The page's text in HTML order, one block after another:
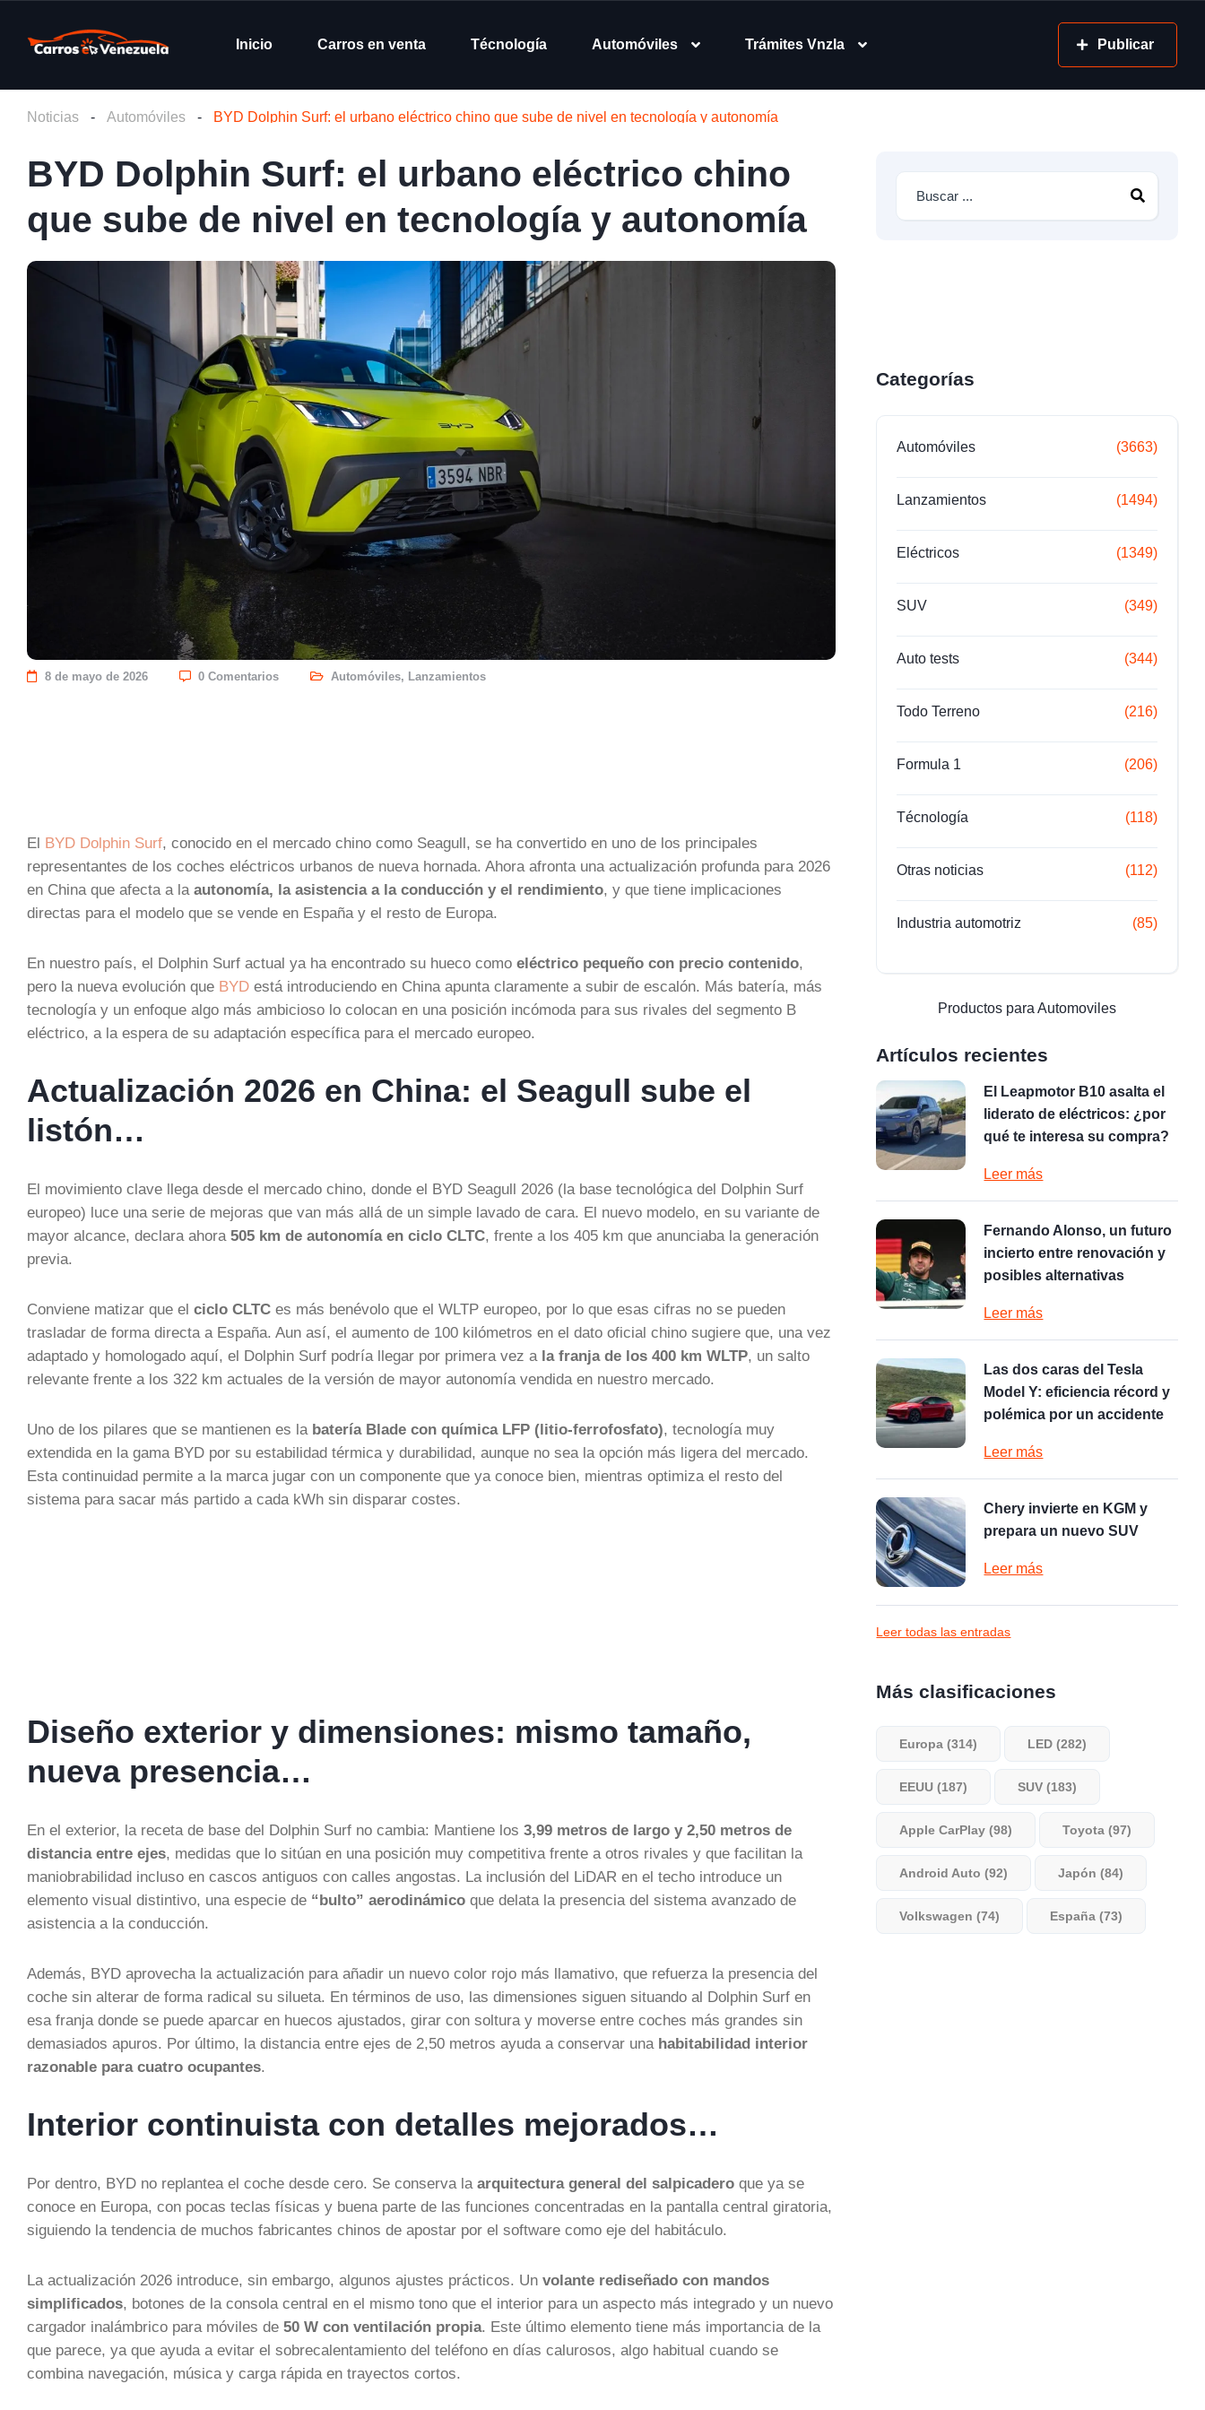
Inicio Carros en venta Técnología Automóviles Trámites Vnzla Publicar
Noticias - Automóviles - BYD Dolphin Surf: el urbano eléctrico chino que sube de nivel en tecnología y autonomía
BYD Dolphin Surf: el urbano eléctrico chino
que sube de nivel en tecnología y autonomía
8 de mayo de 2026 0 Comentarios Automóviles, Lanzamientos
El BYD Dolphin Surf, conocido en el mercado chino como Seagull, se ha convertido en uno de los principales
representantes de los coches eléctricos urbanos de nueva hornada. Ahora afronta una actualización profunda para 2026
en China que afecta a la autonomía, la asistencia a la conducción y el rendimiento, y que tiene implicaciones
directas para el modelo que se vende en España y el resto de Europa.
En nuestro país, el Dolphin Surf actual ya ha encontrado su hueco como eléctrico pequeño con precio contenido,
pero la nueva evolución que BYD está introduciendo en China apunta claramente a subir de escalón. Más batería, más
tecnología y un enfoque algo más ambicioso lo colocan en una posición incómoda para sus rivales del segmento B
eléctrico, a la espera de su adaptación específica para el mercado europeo.
Actualización 2026 en China: el Seagull sube el
listón…
El movimiento clave llega desde el mercado chino, donde el BYD Seagull 2026 (la base tecnológica del Dolphin Surf
europeo) luce una serie de mejoras que van más allá de un simple lavado de cara. El nuevo modelo, en su variante de
mayor alcance, declara ahora 505 km de autonomía en ciclo CLTC, frente a los 405 km que anunciaba la generación
previa.
Conviene matizar que el ciclo CLTC es más benévolo que el WLTP europeo, por lo que esas cifras no se pueden
trasladar de forma directa a España. Aun así, el aumento de 100 kilómetros en el dato oficial chino sugiere que, una vez
adaptado y homologado aquí, el Dolphin Surf podría llegar por primera vez a la franja de los 400 km WLTP, un salto
relevante frente a los 322 km actuales de la versión de mayor autonomía vendida en nuestro mercado.
Uno de los pilares que se mantienen es la batería Blade con química LFP (litio-ferrofosfato), tecnología muy
extendida en la gama BYD por su estabilidad térmica y durabilidad, aunque no sea la opción más ligera del mercado.
Esta continuidad permite a la marca jugar con un componente que ya conoce bien, mientras optimiza el resto del
sistema para sacar más partido a cada kWh sin disparar costes.
Diseño exterior y dimensiones: mismo tamaño,
nueva presencia…
En el exterior, la receta de base del Dolphin Surf no cambia: Mantiene los 3,99 metros de largo y 2,50 metros de
distancia entre ejes, medidas que lo sitúan en una posición muy competitiva frente a otros rivales y que facilitan la
maniobrabilidad incluso en cascos antiguos con calles angostas. La inclusión del LiDAR en el techo introduce un
elemento visual distintivo, una especie de “bulto” aerodinámico que delata la presencia del sistema avanzado de
asistencia a la conducción.
Además, BYD aprovecha la actualización para añadir un nuevo color rojo más llamativo, que refuerza la presencia del
coche sin alterar de forma radical su silueta. En términos de uso, las dimensiones siguen situando al Dolphin Surf en
esa franja donde se puede aparcar en huecos ajustados, girar con soltura y moverse entre coches más grandes sin
demasiados apuros. Por último, la distancia entre ejes de 2,50 metros ayuda a conservar una habitabilidad interior
razonable para cuatro ocupantes.
Interior continuista con detalles mejorados…
Por dentro, BYD no replantea el coche desde cero. Se conserva la arquitectura general del salpicadero que ya se
conoce en Europa, con pocas teclas físicas y buena parte de las funciones concentradas en la pantalla central giratoria,
siguiendo la tendencia de muchos fabricantes chinos de apostar por el software como eje del habitáculo.
La actualización 2026 introduce, sin embargo, algunos ajustes prácticos. Un volante rediseñado con mandos
simplificados, botones de la consola central en el mismo tono que el interior para un aspecto más integrado y un nuevo
cargador inalámbrico para móviles de 50 W con ventilación propia. Este último elemento tiene más importancia de la
que parece, ya que ayuda a evitar el sobrecalentamiento del teléfono en días calurosos, algo habitual cuando se
combina navegación, música y carga rápida en trayectos cortos.
Categorías
Automóviles (3663)
Lanzamientos (1494)
Eléctricos (1349)
SUV (349)
Auto tests (344)
Todo Terreno (216)
Formula 1 (206)
Técnología (118)
Otras noticias (112)
Industria automotriz (85)
Productos para Automoviles
Artículos recientes
El Leapmotor B10 asalta el
liderato de eléctricos: ¿por
qué te interesa su compra?
Leer más
Fernando Alonso, un futuro
incierto entre renovación y
posibles alternativas
Leer más
Las dos caras del Tesla
Model Y: eficiencia récord y
polémica por un accidente
Leer más
Chery invierte en KGM y
prepara un nuevo SUV
Leer más
Leer todas las entradas
Más clasificaciones
Europa (314) LED (282)
EEUU (187) SUV (183)
Apple CarPlay (98) Toyota (97)
Android Auto (92) Japón (84)
Volkswagen (74) España (73)